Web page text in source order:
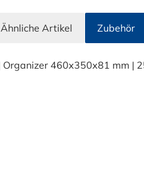
Ähnliche Artikel Zubehör